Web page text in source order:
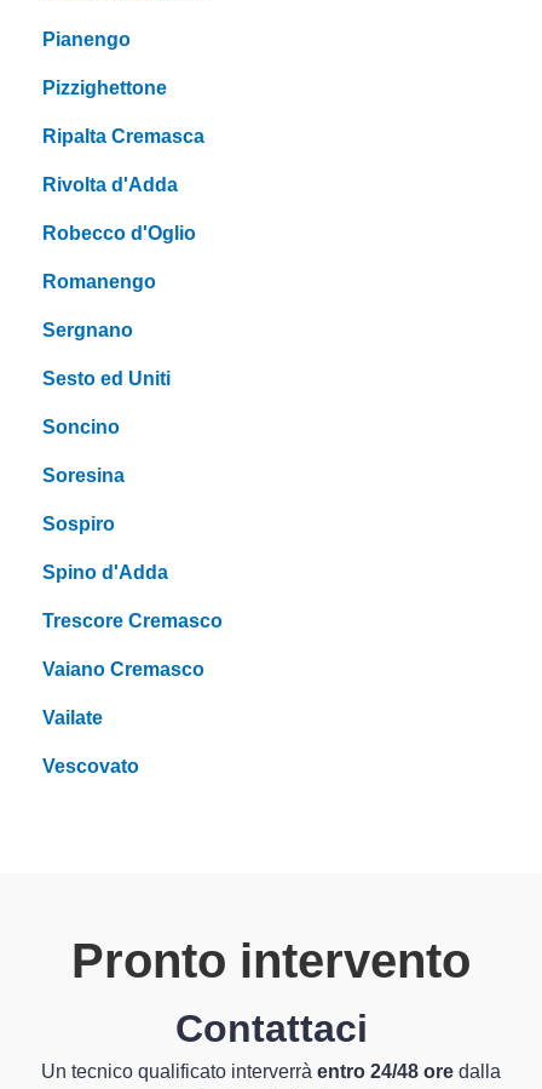
Pianengo
Pizzighettone
Ripalta Cremasca
Rivolta d'Adda
Robecco d'Oglio
Romanengo
Sergnano
Sesto ed Uniti
Soncino
Soresina
Sospiro
Spino d'Adda
Trescore Cremasco
Vaiano Cremasco
Vailate
Vescovato
Pronto intervento
Contattaci
Un tecnico qualificato interverrà entro 24/48 ore dalla